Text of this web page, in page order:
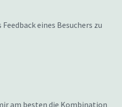
eines Besuchers zu
am besten die Kombination